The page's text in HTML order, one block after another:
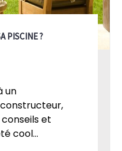
PISCINE ?
un
et
cool...